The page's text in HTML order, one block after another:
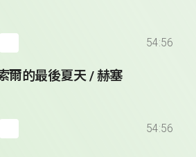
54:56
爾的最後夏天 / 赫塞
54:56